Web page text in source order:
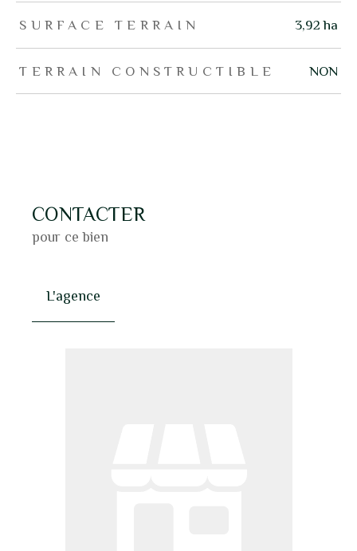
SURFACE TERRAIN 3,92 ha
TERRAIN CONSTRUCTIBLE NON
CONTACTER
pour ce bien
L'agence